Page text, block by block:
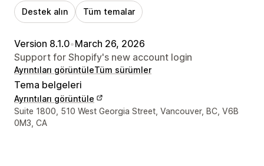
Destek alın Tüm temalar
Version 8.1.0•March 26, 2026
Support for Shopify's new account login
Ayrıntıları görüntüleTüm sürümler
Tema belgeleri
Ayrıntıları görüntüle
Tasarımcı iletişim bilgileri
Suite 1800, 510 West Georgia Street, Vancouver, BC, V6B
0M3, CA